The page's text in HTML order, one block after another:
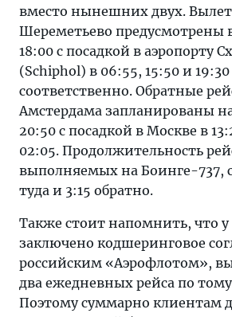
вместо нынешних двух.
Шереметьево предусмотрены
18:00 с посадкой в аэропорту
(Schiphol) в 06:55, 15:50 и 19:30
соответственно. Обратные
Амстердама запланированы
20:50 с посадкой в Москве в
02:05. Продолжительность
выполняемых на Боинге-737,
туда и 3:15 обратно.
Также стоит напомнить, что у
заключено кодшеринговое
российским «Аэрофлотом»,
два ежедневных рейса по
Поэтому суммарно клиентам